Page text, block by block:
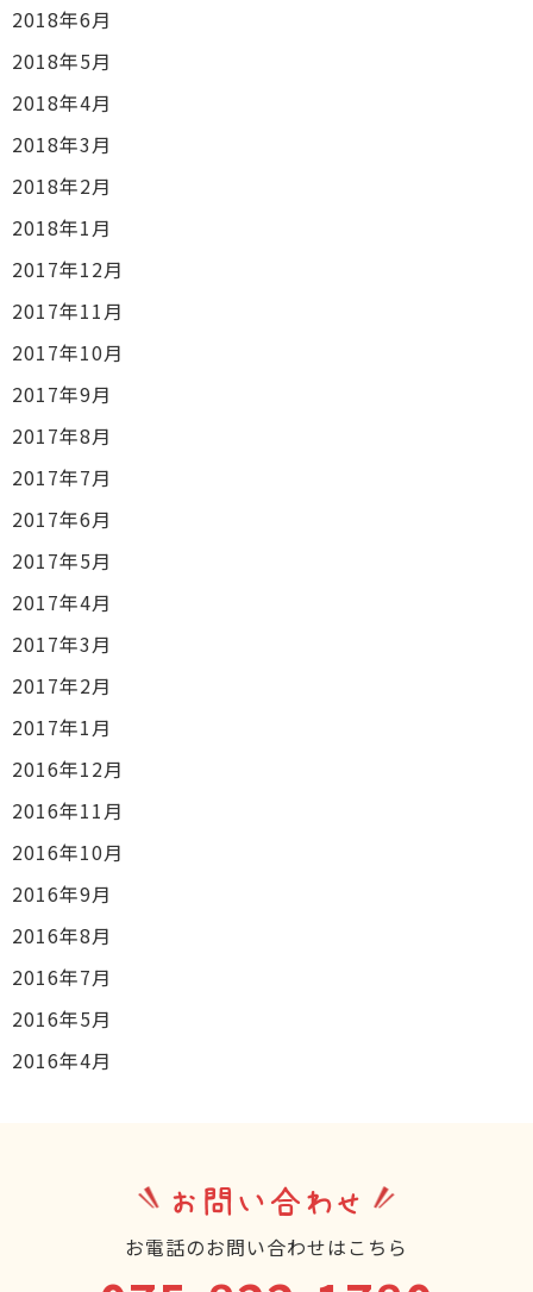
2018年6月
2018年5月
2018年4月
2018年3月
2018年2月
2018年1月
2017年12月
2017年11月
2017年10月
2017年9月
2017年8月
2017年7月
2017年6月
2017年5月
2017年4月
2017年3月
2017年2月
2017年1月
2016年12月
2016年11月
2016年10月
2016年9月
2016年8月
2016年7月
2016年5月
2016年4月
お問い合わせ
お電話のお問い合わせはこちら